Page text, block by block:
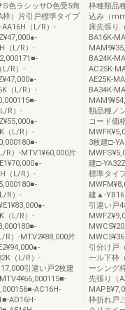
色ラシッサD色受5商
）片引戸標準タイプ
AA16H（L/R）-
（L/R）-
L/R）-
（L/R）-
R）-
（L/R）-
R）-MTV1¥60,000片
（L/R）-
R）-
（L/R）-
R）-MTV2¥88,000片
（L/R）-
引違い戸2枚建
AC16H-
AD16H-
枠種類品
込み（
床先張り
BA16K-
BA24K-
AC25K-
AE25K-
BA34K-
類品種ノ
コード価
3枚建□-
建□-
標準タイ
建▲-
引違い戸
引分け戸
ール下枠
ーシング
先張り（
枠折れ戸